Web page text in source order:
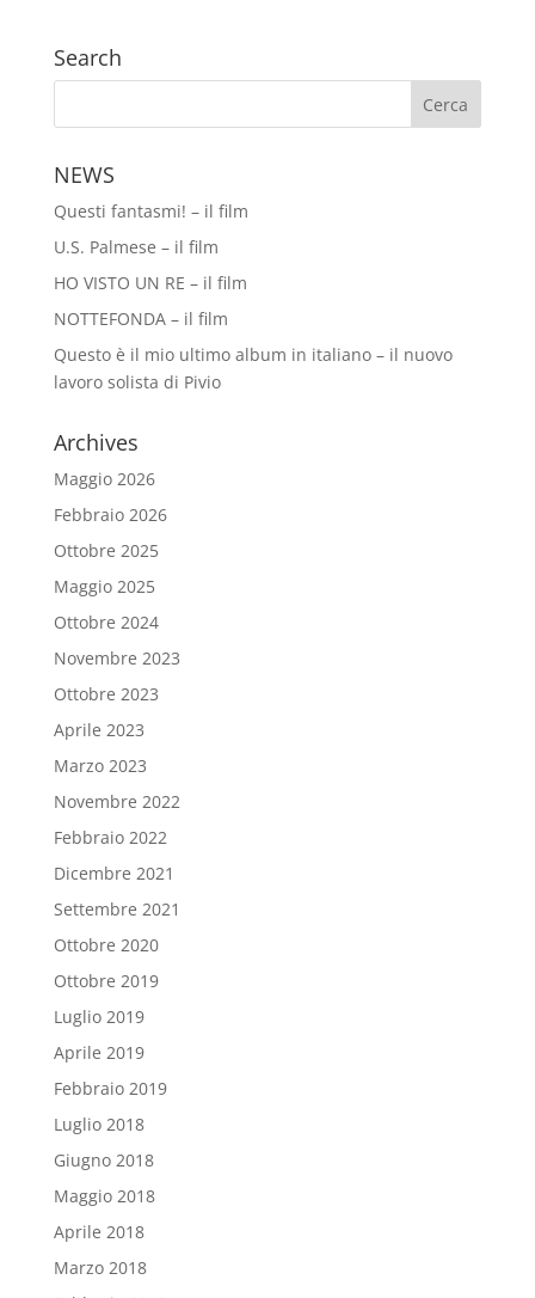
Search
NEWS
Questi fantasmi! – il film
U.S. Palmese – il film
HO VISTO UN RE – il film
NOTTEFONDA – il film
Questo è il mio ultimo album in italiano – il nuovo
lavoro solista di Pivio
Archives
Maggio 2026
Febbraio 2026
Ottobre 2025
Maggio 2025
Ottobre 2024
Novembre 2023
Ottobre 2023
Aprile 2023
Marzo 2023
Novembre 2022
Febbraio 2022
Dicembre 2021
Settembre 2021
Ottobre 2020
Ottobre 2019
Luglio 2019
Aprile 2019
Febbraio 2019
Luglio 2018
Giugno 2018
Maggio 2018
Aprile 2018
Marzo 2018